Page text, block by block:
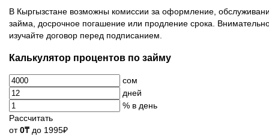
В Кыргызстане возможны комиссии за оформление,
займа, досрочное погашение или продление срока.
изучайте договор перед подписанием.
Калькулятор процентов по займу
сом
дней
% в день
Рассчитать
от0₸ до 1995₽